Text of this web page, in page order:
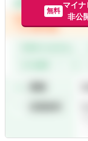
無料
マイ
非公